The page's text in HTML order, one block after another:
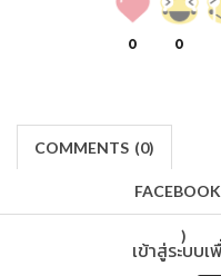
0 0
COMMENTS (0)
FACEBOOK
)
เข้าสู่ระบบ